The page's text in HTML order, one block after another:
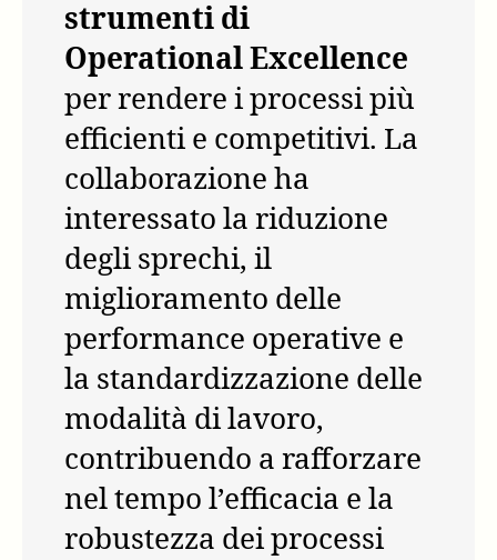
strumenti di
Operational Excellence
per rendere i processi più
efficienti e competitivi. La
collaborazione ha
interessato la riduzione
degli sprechi, il
miglioramento delle
performance operative e
la standardizzazione delle
modalità di lavoro,
contribuendo a rafforzare
nel tempo l’efficacia e la
robustezza dei processi